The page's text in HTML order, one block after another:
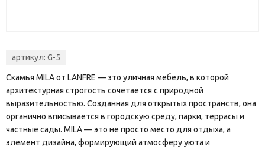
артикул: G-5
Скамья MILA от LANFRE — это уличная мебель, в которой
архитектурная строгость сочетается с природной
выразительностью. Созданная для открытых пространств, она
органично вписывается в городскую среду, парки, террасы и
частные сады. MILA — это не просто место для отдыха, а
элемент дизайна, формирующий атмосферу уюта и